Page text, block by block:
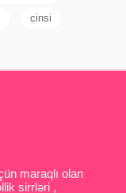
cinsi
maraqlı olan
sirrləri ,